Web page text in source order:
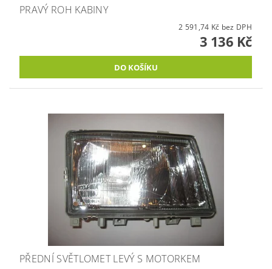
PRAVÝ ROH KABINY
2 591,74 Kč bez DPH
3 136 Kč
PŘEDNÍ SVĚTLOMET LEVÝ S MOTORKEM